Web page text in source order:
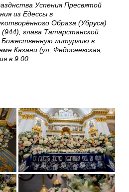
Успения Пресвятой
из Едессы в
Образа (Убруса)
глава Татарстанской
литургию в
Казани (ул. Федосеевская,
в 9.00.